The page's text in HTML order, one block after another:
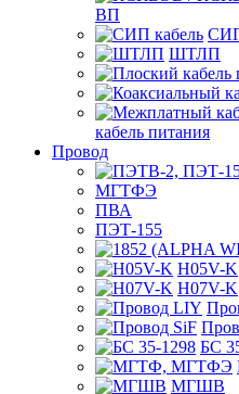
ВП
ШТЛП
кабель питания
Провод
МГТФЭ
ПВА
ПЭТ-155
H05V-K
H07V-K
БС
МГШВ